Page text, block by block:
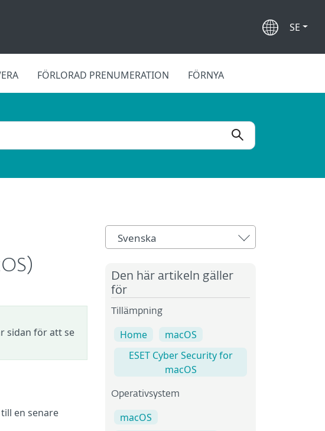
SE
FÖRLORAD PRENUMERATION FÖRNYA
sidan för att se
en senare
Svenska
Den här artikeln gäller
för
Tillämpning
Home
macOS
ESET Cyber Security for
macOS
Operativsystem
macOS